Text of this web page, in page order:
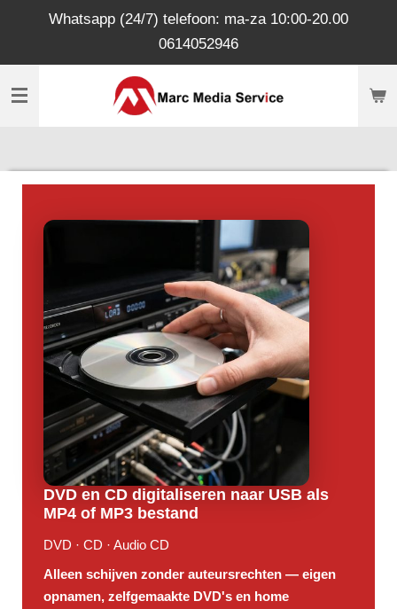
naar
de
Whatsapp (24/7) telefoon: ma-za 10:00-20.00
0614052946
DVD en CD digitaliseren naar USB als
MP4 of MP3 bestand
DVD · CD · Audio CD
Alleen schijven zonder auteursrechten — eigen
opnamen, zelfgemaakte DVD's en home